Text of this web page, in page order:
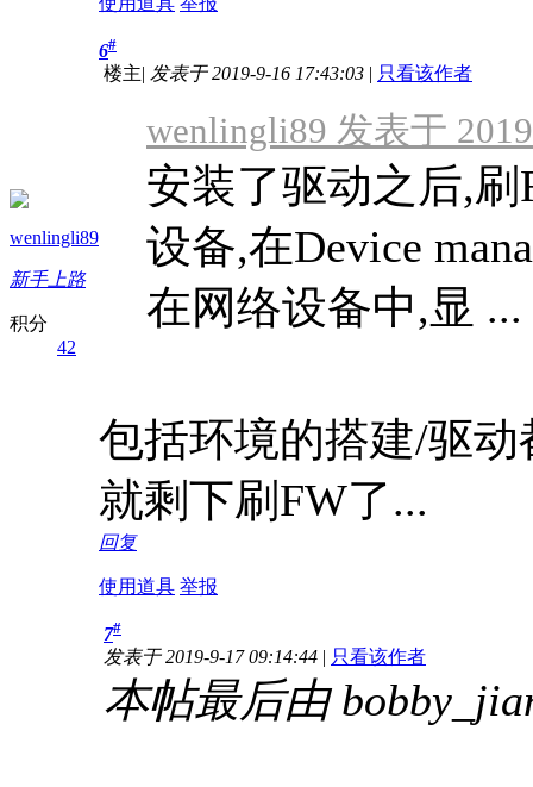
wenlingli89
新手上路
积分
42
6#
楼主| 发表于 2019-9-16 17:43:03 | 只看该作者
wenlingli89 发表于
安装了驱动之后,
设备,在Device
在网络设备中,显 ...
包括环境的搭建/驱
就剩下刷FW了...
回复
使用道具 举报
7#
发表于 2019-9-17 09:14:44 | 只看该作者
本帖最后由